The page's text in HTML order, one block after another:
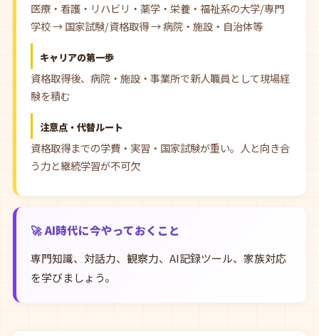
医療・看護・リハビリ・薬学・栄養・福祉系の大学/専門
学校 → 国家試験/資格取得 → 病院・施設・自治体等
キャリアの第一歩
資格取得後、病院・施設・事業所で新人職員として現場経
験を積む
注意点・代替ルート
資格取得までの学費・実習・国家試験が重い。人と向き合
う力と継続学習が不可欠
🚀 AI時代に今やっておくこと
専門知識、対話力、観察力、AI記録ツール、家族対応
を学びましょう。